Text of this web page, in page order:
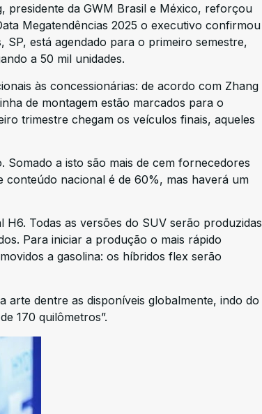
presidente da GWM Brasil e México, reforçou
Megatendências 2025 o executivo confirmou
está agendado para o primeiro semestre,
a 50 mil unidades.
às concessionárias: de acordo com Zhang
de montagem estão marcados para o
trimestre chegam os veículos finais, aqueles
a isto são mais de cem fornecedores
conteúdo nacional é de 60%, mas haverá um
Todas as versões do SUV serão produzidas
Para iniciar a produção o mais rápido
a gasolina: os híbridos flex serão
arte dentre as disponíveis globalmente, indo do
170 quilômetros”.